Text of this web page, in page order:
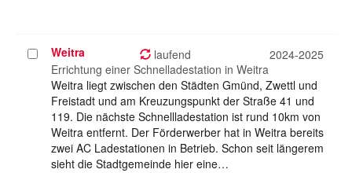
Projekt
auswählen
Weitra laufend
2024-2025
Errichtung einer Schnelladestation in Weitra
Weitra liegt zwischen den Städten Gmünd, Zwettl und
Freistadt und am Kreuzungspunkt der Straße 41 und
119. Die nächste Schnellladestation ist rund 10km von
Weitra entfernt. Der Förderwerber hat in Weitra bereits
zwei AC Ladestationen in Betrieb. Schon seit längerem
sieht die Stadtgemeinde hier eine…